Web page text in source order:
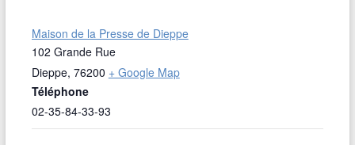
Maison de la Presse de Dieppe
102 Grande Rue
Dieppe, 76200 + Google Map
Téléphone
02-35-84-33-93